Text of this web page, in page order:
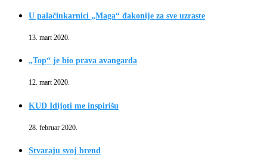
U palačinkarnici „Maga“ đakonije za sve uzraste
13. mart 2020.
„Top“ je bio prava avangarda
12. mart 2020.
KUD Idijoti me inspirišu
28. februar 2020.
Stvaraju svoj brend